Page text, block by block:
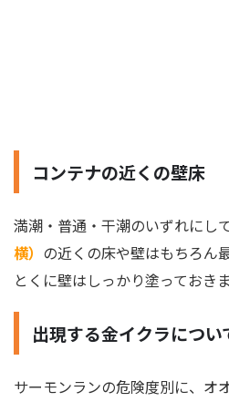
コンテナの近くの壁床
満潮・普通・干潮のいずれにして
横） の近くの床や壁はもちろん
とくに壁はしっかり塗っておき
出現する金イクラについ
サーモンランの危険度別に、オ